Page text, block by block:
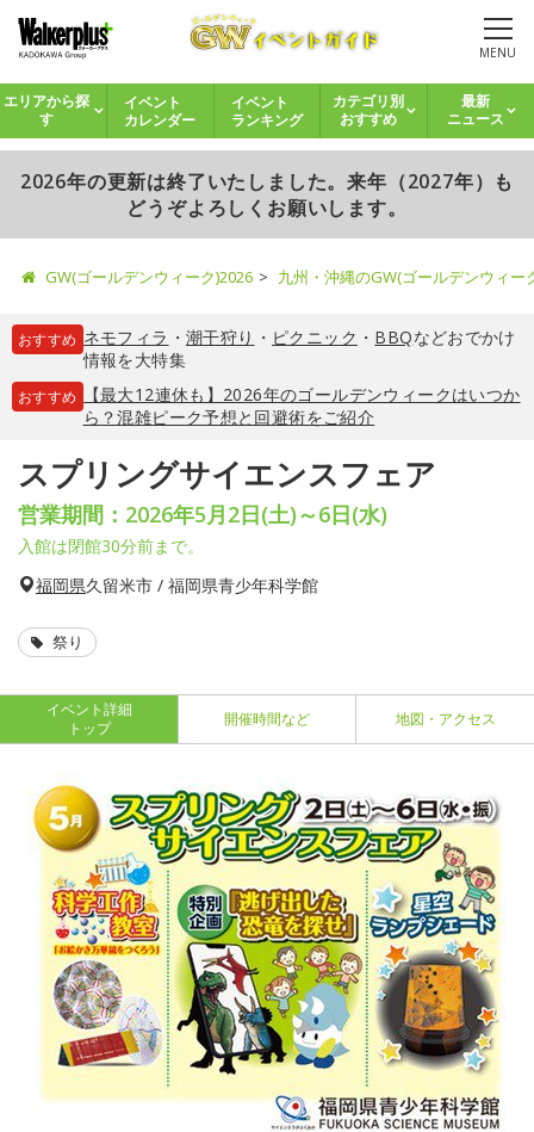
MENU
エリアから探
す
イベント
カレンダー
イベント
ランキング
カテゴリ別
おすすめ
最新
ニュース
2026年の更新は終了いたしました。来年（2027年）も
どうぞよろしくお願いします。
GW(ゴールデンウィーク)2026 九州・沖縄のGW(ゴールデンウィ
おすすめ ネモフィラ ・ 潮干狩り ・ ピクニック ・ BBQなどおでかけ
情報を大特集
おすすめ
【最大12連休も】2026年のゴールデンウィークはいつか
ら？混雑ピーク予想と回避術をご紹介
スプリングサイエンスフェア
営業期間：2026年5月2日(土)～6日(水)
入館は閉館30分前まで。
福岡県久留米市 / 福岡県青少年科学館
祭り
イベント詳細
トップ
開催時間など 地図・アクセス